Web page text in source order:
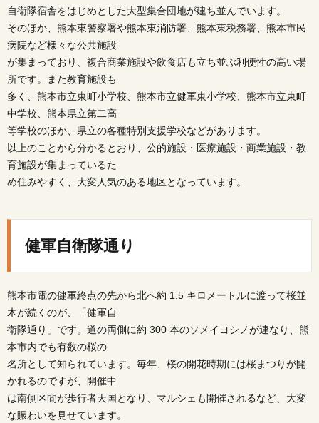
自衛隊宿舎をはじめとした大型集合団地が建ち並んでいます。
そのほか、熊本東警察署や熊本東消防署、熊本東税務署、熊本市民
病院など様々な公共施設
が集まっており、複合商業施設や飲食店も立ち並ぶ利便性の高い場
所です。また教育施設も
多く、熊本市立東町小学校、熊本市立健軍東小学校、熊本市立東町
中学校、熊本県立第二高
等学校のほか、県立の各種特別支援学校などがあります。
以上のことから分かるとおり、公的施設・医療施設・商業施設・教
育施設が集まっているた
め住みやすく、大変人気のある地区となっています。
健軍自衛隊通り
熊本市電の健軍終点の先から北へ約 1.5 キロメートルに渡って桜並
木が続くのが、「健軍自
衛隊通り」です。道の両側に約 300 本のソメイヨシノが連なり、熊
本市内でも有数の桜の
名所として知られています。毎年、桜の開花時期には桜まつりが開
かれるのですが、開催中
は南側区間が歩行者天国となり、マルシェも開催されるなど、大変
な賑わいを見せています。